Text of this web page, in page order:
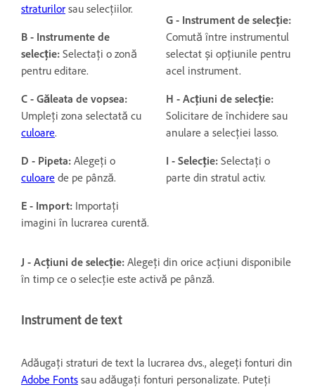
straturilor sau selecțiilor.
B - Instrumente de
selecție: Selectați o zonă
pentru editare.
C - Găleata de vopsea:
Umpleți zona selectată cu
culoare.
D - Pipeta: Alegeți o
culoare de pe pânză.
E - Import: Importați
imagini în lucrarea curentă.
G - Instrument de selecție:
Comută între instrumentul
selectat și opțiunile pentru
acel instrument.
H - Acțiuni de selecție:
Solicitare de închidere sau
anulare a selecției lasso.
I - Selecție: Selectați o
parte din stratul activ.
J - Acțiuni de selecție: Alegeți din orice acțiuni disponibile
în timp ce o selecție este activă pe pânză.
Instrument de text
Adăugați straturi de text la lucrarea dvs., alegeți fonturi din
Adobe Fonts sau adăugați fonturi personalizate. Puteți